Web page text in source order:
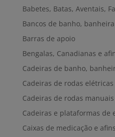
Babetes, Batas, Aventais,
Bancos de banho,
Barras de apoio
Bengalas, Canadianas e
Cadeiras de banho,
Cadeiras de rodas elétricas
Cadeiras de rodas manuais
Cadeiras e plataformas de
Caixas de medicação e afins